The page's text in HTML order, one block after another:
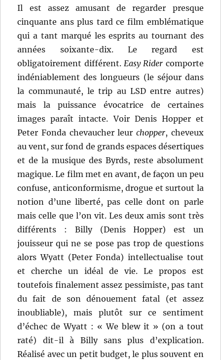
Il est assez amusant de regarder presque
cinquante ans plus tard ce film emblématique
qui a tant marqué les esprits au tournant des
années soixante-dix. Le regard est
obligatoirement différent. Easy Rider comporte
indéniablement des longueurs (le séjour dans
la communauté, le trip au LSD entre autres)
mais la puissance évocatrice de certaines
images paraît intacte. Voir Denis Hopper et
Peter Fonda chevaucher leurchopper, cheveux
au vent, sur fond de grands espaces désertiques
et de la musique des Byrds, reste absolument
magique. Le film met en avant, de façon un peu
confuse, anticonformisme, drogue et surtout la
notion d’une liberté, pas celle dont on parle
mais celle que l’on vit. Les deux amis sont très
différents : Billy (Denis Hopper) est un
jouisseur qui ne se pose pas trop de questions
alors Wyatt (Peter Fonda) intellectualise tout
et cherche un idéal de vie. Le propos est
toutefois finalement assez pessimiste, pas tant
du fait de son dénouement fatal (et assez
inoubliable), mais plutôt sur ce sentiment
d’échec de Wyatt : « We blew it » (on a tout
raté) dit-il à Billy sans plus d’explication.
Réalisé avec un petit budget, le plus souvent en